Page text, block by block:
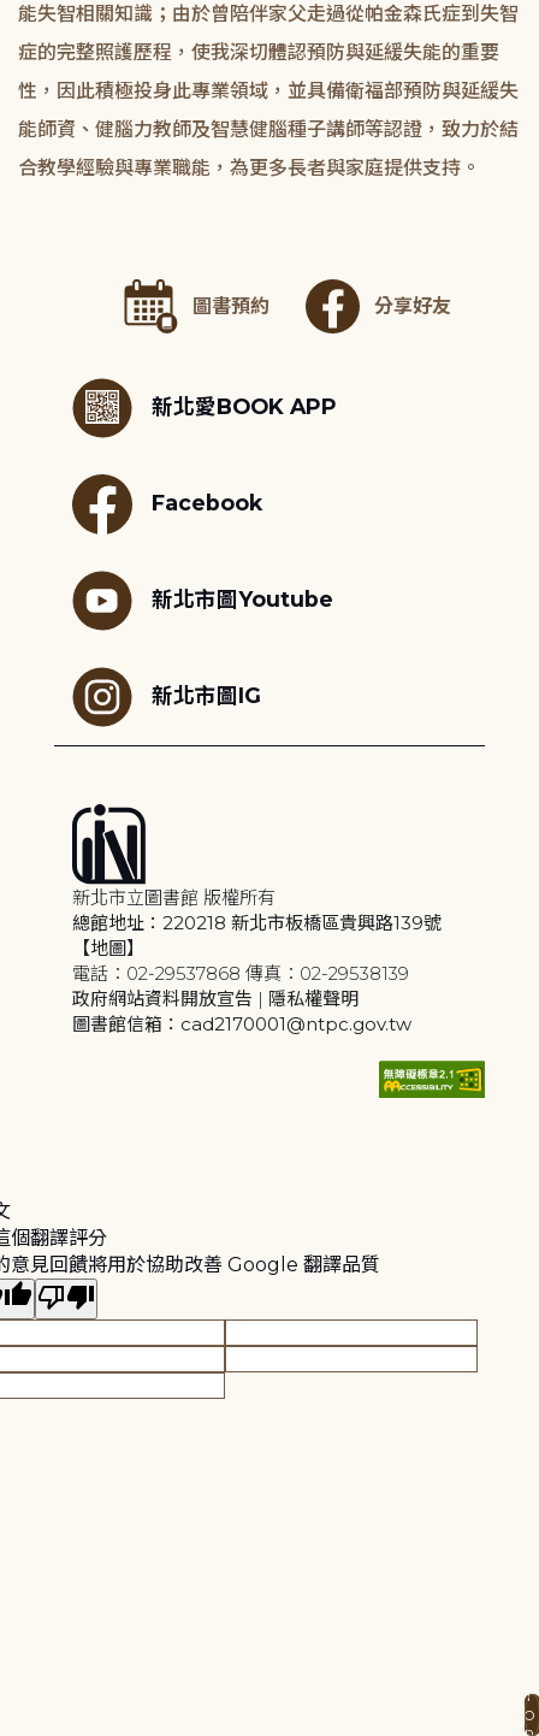
能失智相關知識；由於曾陪伴家父走過從帕金森氏症到失智
症的完整照護歷程，使我深切體認預防與延緩失能的重要
性，因此積極投身此專業領域，並具備衛福部預防與延緩失
能師資、健腦力教師及智慧健腦種子講師等認證，致力於結
合教學經驗與專業職能，為更多長者與家庭提供支持。
圖書預約 分享好友
新北愛BOOK APP
Facebook
新北市圖Youtube
新北市圖IG
新北市立圖書館 版權所有
總館地址：220218 新北市板橋區貴興路139號
【地圖】
電話：02-29537868 傳真：02-29538139
政府網站資料開放宣告 | 隱私權聲明
圖書館信箱：cad2170001@ntpc.gov.tw
個翻譯評分
意見回饋將用於協助改善 Google 翻譯品質